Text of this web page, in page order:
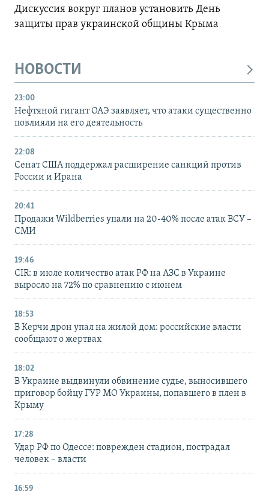
Дискуссия вокруг планов установить День
защиты прав украинской общины Крыма
НОВОСТИ
23:00
Нефтяной гигант ОАЭ заявляет, что атаки существенно
повлияли на его деятельность
22:08
Сенат США поддержал расширение санкций против
России и Ирана
20:41
Продажи Wildberries упали на 20-40% после атак ВСУ –
СМИ
19:46
CIR: в июле количество атак РФ на АЗС в Украине
выросло на 72% по сравнению с июнем
18:53
В Керчи дрон упал на жилой дом: российские власти
сообщают о жертвах
18:02
В Украине выдвинули обвинение судье, выносившего
приговор бойцу ГУР МО Украины, попавшего в плен в
Крыму
17:28
Удар РФ по Одессе: поврежден стадион, пострадал
человек – власти
16:59